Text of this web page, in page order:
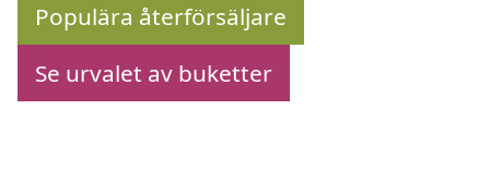
Populära återförsäljare
Se urvalet av buketter